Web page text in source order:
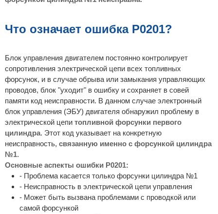
Что означает ошибка P0201?
Блок управления двигателем постоянно контролирует
сопротивления электрической цепи всех топливных
форсунок, и в случае обрыва или замыкания управляющих
проводов, блок "уходит" в ошибку и сохраняет в совей
памяти код неисправности. В данном случае электронный
блок управления (ЭБУ) двигателя обнаружил проблему в
электрической цепи топливной форсунки первого
цилиндра. Этот код указывает на конкретную
неисправность, связанную именно с форсункой цилиндра
№1.
Основные аспекты ошибки P0201:
- Проблема касается только форсунки цилиндра №1
- Неисправность в электрической цепи управления
- Может быть вызвана проблемами с проводкой или
самой форсункой